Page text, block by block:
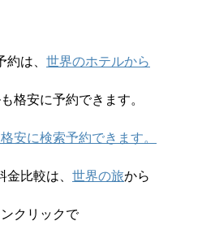
は、 世界のホテルから
格安に予約できます。
安に検索予約できます。
比較は、 世界の旅から
クリックで